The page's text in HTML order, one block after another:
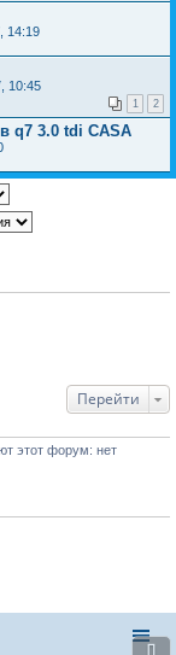
14:19
10:45
1 2
q7 3.0 tdi CASA
Перейти
этот форум: нет